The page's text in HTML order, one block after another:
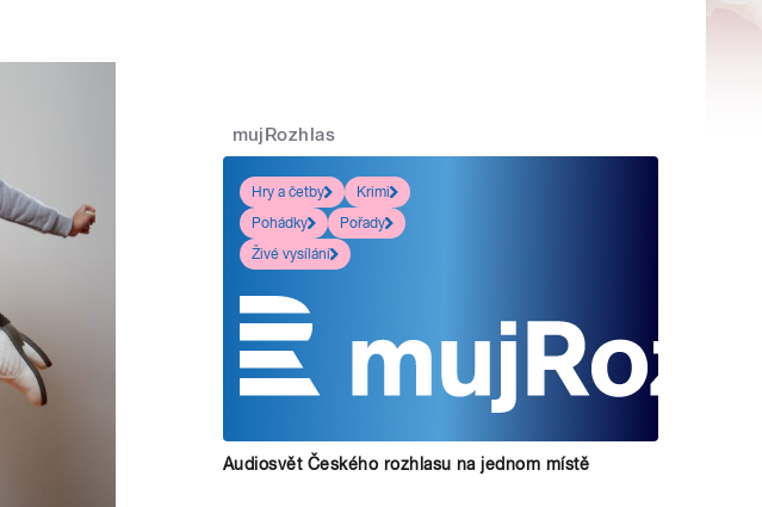
mujRozhlas
Hry a četby
Krimi
Pohádky
Pořady
Živé vysílání
Audiosvět Českého rozhlasu na jednom místě